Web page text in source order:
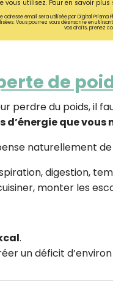
vous utilisez. Pour en savoir
adresse email sera utilisée par Digital
Vous pourrez vous désinscrire en
vos droits, prenez
de
perdre du poids, il
d’énergie que vous
naturellement de
digestion,
monter les
.
un déficit d’environ